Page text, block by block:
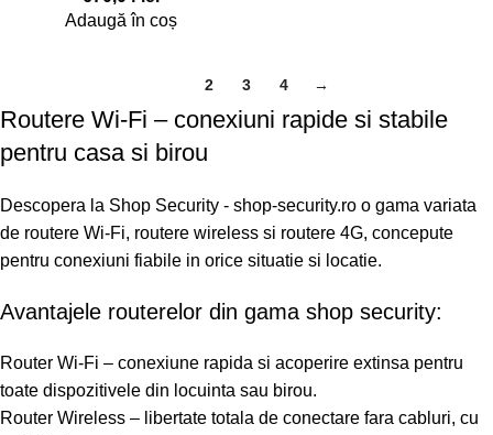
Adaugă în coș
2 3 4 →
Routere Wi-Fi – conexiuni rapide si stabile
pentru casa si birou
Descopera la Shop Security - shop-security.ro o gama variata
de routere Wi-Fi, routere wireless si routere 4G, concepute
pentru conexiuni fiabile in orice situatie si locatie.
Avantajele routerelor din gama shop security:
Router Wi-Fi – conexiune rapida si acoperire extinsa pentru
toate dispozitivele din locuinta sau birou.
Router Wireless – libertate totala de conectare fara cabluri, cu